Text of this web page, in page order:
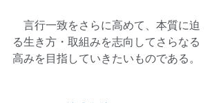
言行一致をさらに高めて、本質に迫
る生き方・取組みを志向してさらなる
高みを目指していきたいものである。